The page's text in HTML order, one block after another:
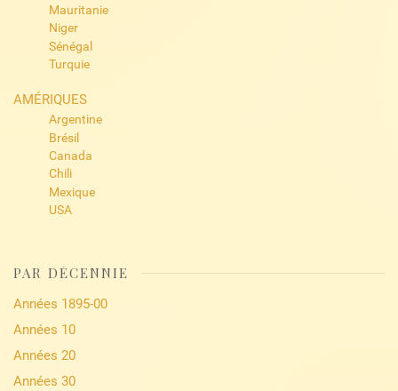
Mauritanie
Niger
Sénégal
Turquie
AMÉRIQUES
Argentine
Brésil
Canada
Chili
Mexique
USA
PAR DÉCENNIE
Années 1895-00
Années 10
Années 20
Années 30